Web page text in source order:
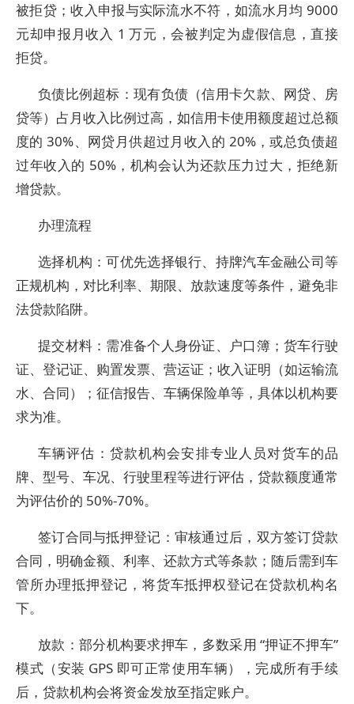
被拒贷；收入申报与实际流水不符，如流水月均 9000
元却申报月收入 1 万元，会被判定为虚假信息，直接
拒贷。
负债比例超标：现有负债（信用卡欠款、网贷、房
贷等）占月收入比例过高，如信用卡使用额度超过总额
度的 30%、网贷月供超过月收入的 20%，或总负债超
过年收入的 50%，机构会认为还款压力过大，拒绝新
增贷款。
办理流程
选择机构：可优先选择银行、持牌汽车金融公司等
正规机构，对比利率、期限、放款速度等条件，避免非
法贷款陷阱。
提交材料：需准备个人身份证、户口簿；货车行驶
证、登记证、购置发票、营运证；收入证明（如运输流
水、合同）；征信报告、车辆保险单等，具体以机构要
求为准。
车辆评估：贷款机构会安排专业人员对货车的品
牌、型号、车况、行驶里程等进行评估，贷款额度通常
为评估价的 50%-70%。
签订合同与抵押登记：审核通过后，双方签订贷款
合同，明确金额、利率、还款方式等条款；随后需到车
管所办理抵押登记，将货车抵押权登记在贷款机构名
下。
放款：部分机构要求押车，多数采用 “押证不押车”
模式（安装 GPS 即可正常使用车辆），完成所有手续
后，贷款机构会将资金发放至指定账户。